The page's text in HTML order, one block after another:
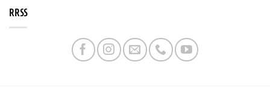
RRSS